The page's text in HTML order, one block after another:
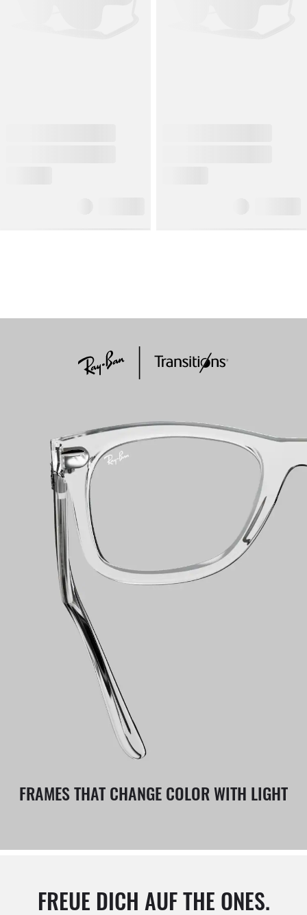
FRAMES THAT CHANGE COLOR WITH LIGHT
FREUE DICH AUF THE ONES.